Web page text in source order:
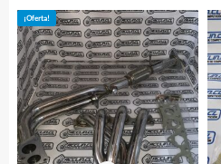
¡Oferta!